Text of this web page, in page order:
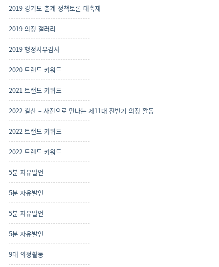
2019 경기도 춘계 정책토론 대축제
2019 의정 갤러리
2019 행정사무감사
2020 트랜드 키워드
2021 트랜드 키워드
2022 결산 – 사진으로 만나는 제11대 전반기 의정 활동
2022 트랜드 키워드
2022 트렌드 키워드
5분 자유발언
5분 자유발언
5분 자유발언
5분 자유발언
9대 의정활동